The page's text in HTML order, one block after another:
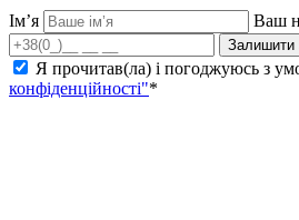
Ім’я Ваш
Залишити
Я прочитав(ла) і погоджуюсь з
конфіденційності"*